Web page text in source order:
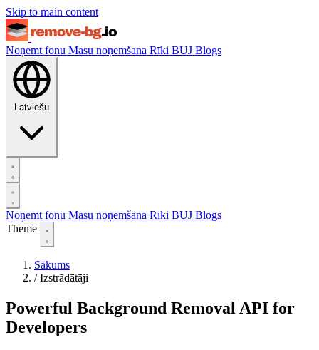
Skip to main content
Noņemt fonu Masu noņemšana Rīki BUJ Blogs
Latviešu
Noņemt fonu Masu noņemšana Rīki BUJ Blogs
Theme
Sākums
/ Izstrādātāji
Powerful Background Removal API for
Developers